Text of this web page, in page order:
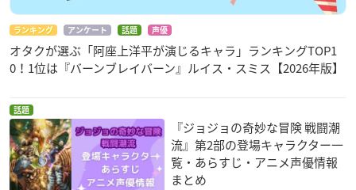
ランキング アンケート 話題 声優
オタクが選ぶ「阿座上洋平が演じるキャラ」ランキングTOP1
0！1位は『バーンブレイバーン』ルイス・スミス【2026年版】
話題
『ジョジョの奇妙な冒険 戦闘潮
流』第2部の登場キャラクター一
覧・あらすじ・アニメ声優情報
まとめ